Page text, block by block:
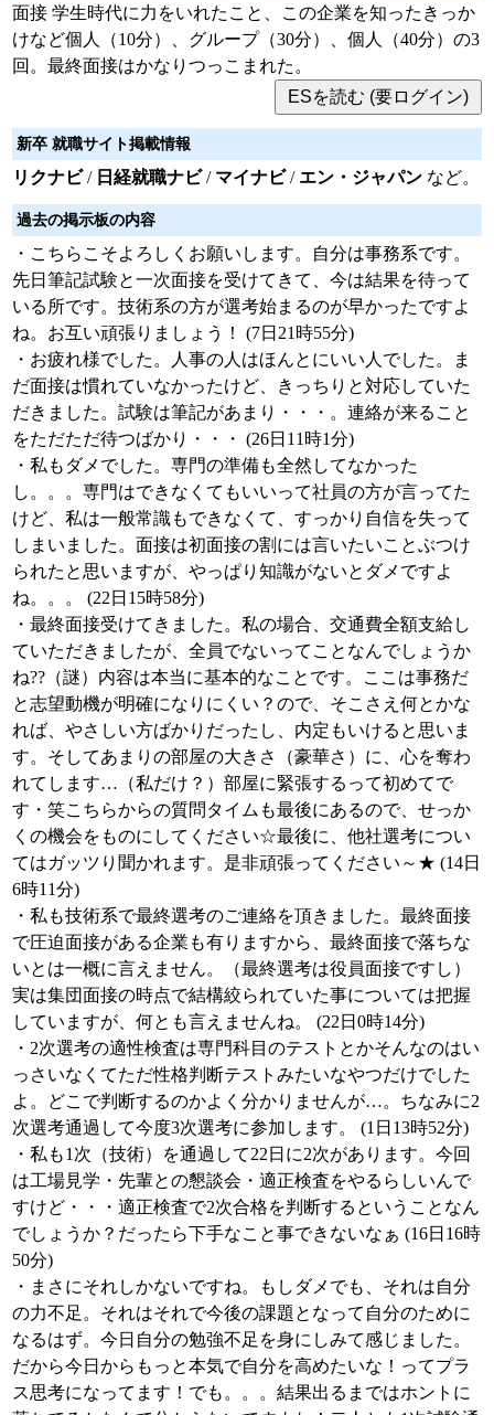
面接 学生時代に力をいれたこと、この企業を知ったきっか
けなど個人（10分）、グループ（30分）、個人（40分）の3
回。最終面接はかなりつっこまれた。
新卒 就職サイト掲載情報
リクナビ/ 日経就職ナビ/ マイナビ/ エン・ジャパン など。
過去の掲示板の内容
・こちらこそよろしくお願いします。自分は事務系です。
先日筆記試験と一次面接を受けてきて、今は結果を待って
いる所です。技術系の方が選考始まるのが早かったですよ
ね。お互い頑張りましょう！ (7日21時55分)
・お疲れ様でした。人事の人はほんとにいい人でした。ま
だ面接は慣れていなかったけど、きっちりと対応していた
だきました。試験は筆記があまり・・・。連絡が来ること
をただただ待つばかり・・・ (26日11時1分)
・私もダメでした。専門の準備も全然してなかった
し。。。専門はできなくてもいいって社員の方が言ってた
けど、私は一般常識もできなくて、すっかり自信を失って
しまいました。面接は初面接の割には言いたいことぶつけ
られたと思いますが、やっぱり知識がないとダメですよ
ね。。。 (22日15時58分)
・最終面接受けてきました。私の場合、交通費全額支給し
ていただきましたが、全員でないってことなんでしょうか
ね??（謎）内容は本当に基本的なことです。ここは事務だ
と志望動機が明確になりにくい？ので、そこさえ何とかな
れば、やさしい方ばかりだったし、内定もいけると思いま
す。そしてあまりの部屋の大きさ（豪華さ）に、心を奪わ
れてします…（私だけ？）部屋に緊張するって初めてで
す・笑こちらからの質問タイムも最後にあるので、せっか
くの機会をものにしてください☆最後に、他社選考につい
てはガッツり聞かれます。是非頑張ってください～★ (14日
6時11分)
・私も技術系で最終選考のご連絡を頂きました。最終面接
で圧迫面接がある企業も有りますから、最終面接で落ちな
いとは一概に言えません。（最終選考は役員面接ですし）
実は集団面接の時点で結構絞られていた事については把握
していますが、何とも言えませんね。 (22日0時14分)
・2次選考の適性検査は専門科目のテストとかそんなのはい
っさいなくてただ性格判断テストみたいなやつだけでした
よ。どこで判断するのかよく分かりませんが…。ちなみに2
次選考通過して今度3次選考に参加します。 (1日13時52分)
・私も1次（技術）を通過して22日に2次があります。今回
は工場見学・先輩との懇談会・適正検査をやるらしいんで
すけど・・・適正検査で2次合格を判断するということなん
でしょうか？だったら下手なこと事できないなぁ (16日16時
50分)
・まさにそれしかないですね。もしダメでも、それは自分
の力不足。それはそれで今後の課題となって自分のために
なるはず。今日自分の勉強不足を身にしみて感じました。
だから今日からもっと本気で自分を高めたいな！ってプラ
ス思考になってます！でも。。。結果出るまではホントに